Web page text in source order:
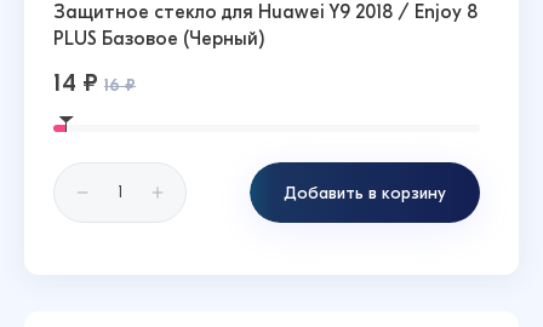
Защитное стекло для Huawei Y9 2018 / Enjoy 8
PLUS Базовое (Черный)
14 ₽ 16 ₽
Добавить в корзину